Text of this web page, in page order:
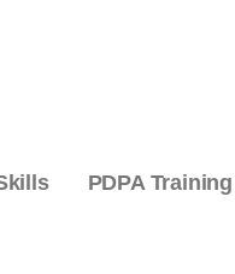
PDPA Training